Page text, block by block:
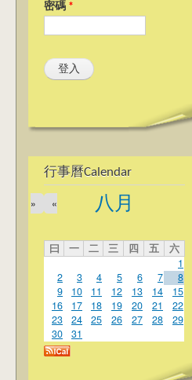
密碼 *
行事曆Calendar
八月
«
»
曰 一 二 三 四 五
六
1
2
3 4 5 6 7
8
9
10 11 12 13 14
15
16
17 18 19 20 21
22
23
24 25 26 27 28
29
30
31